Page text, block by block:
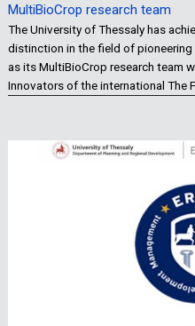
MultiBioCrop research team
The University of Thessaly has
distinction in the field of pioneering
as its MultiBioCrop research team
Innovators of the international The